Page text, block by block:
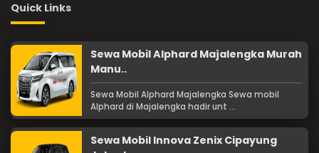
Quick Links
Sewa Mobil Alphard Majalengka Murah
Manu..
Sewa Mobil Alphard Majalengka Sewa mobil
Alphard di Majalengka hadir unt ...
Sewa Mobil Innova Zenix Cipayung